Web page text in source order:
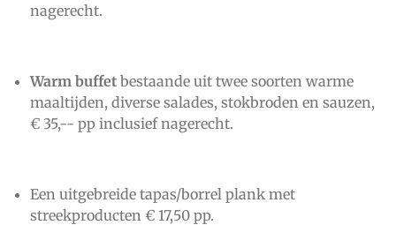
nagerecht.
Warm buffet bestaande uit twee soorten warme
maaltijden, diverse salades, stokbroden en sauzen,
€ 35,-- pp inclusief nagerecht.
Een uitgebreide tapas/borrel plank met
streekproducten € 17,50 pp.